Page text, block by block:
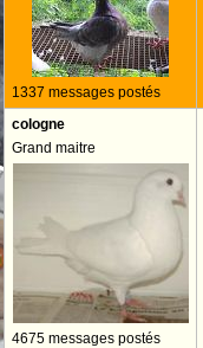
1337 messages postés
cologne
Grand maitre
4675 messages postés